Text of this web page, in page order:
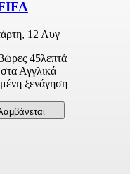
12 Αυγ
45λεπτά
Αγγλικά
ξενάγηση